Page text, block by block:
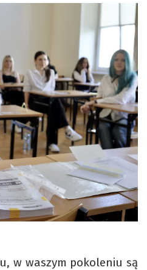
w waszym pokoleniu są